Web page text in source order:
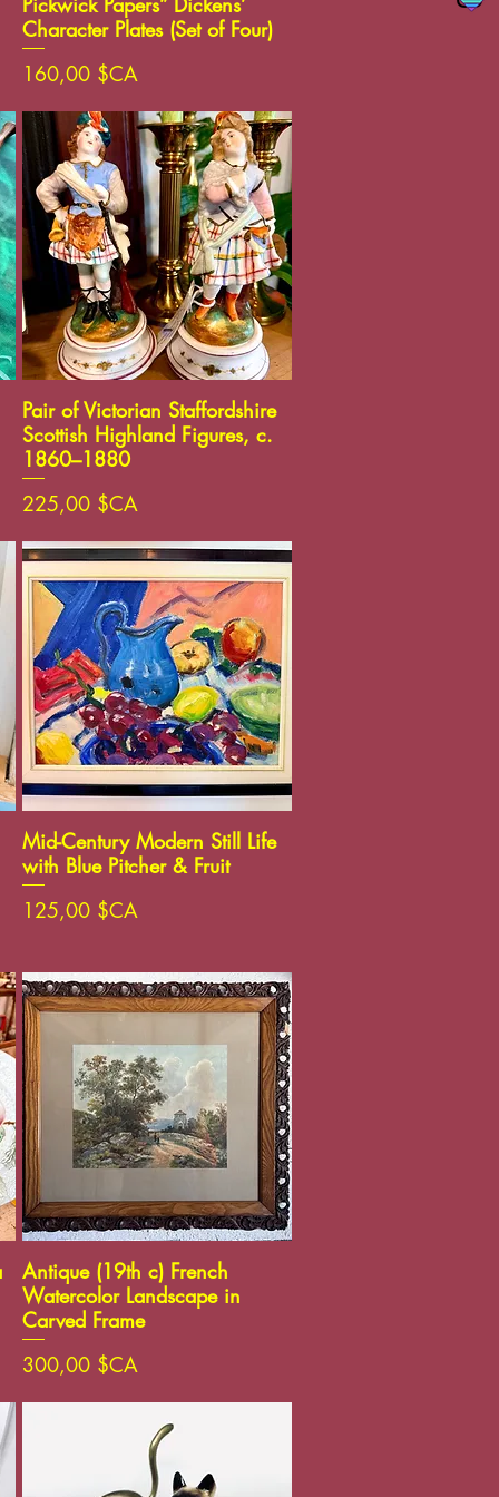
Character Plates (Set of Four)
Prix
160,00 $CA
Aperçu rapide
Pair of Victorian Staffordshire
Scottish Highland Figures, c.
1860–1880
Prix
225,00 $CA
Aperçu rapide
Mid-Century Modern Still Life
with Blue Pitcher & Fruit
Prix
125,00 $CA
Aperçu rapide
Antique (19th c) French
Watercolor Landscape in
Carved Frame
Prix
300,00 $CA